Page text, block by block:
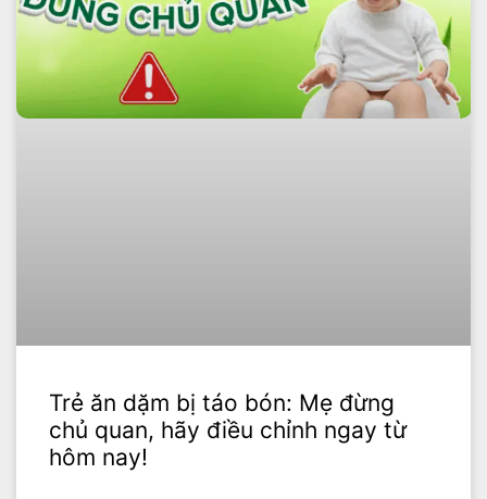
Trẻ ăn dặm bị táo bón: Mẹ đừng
chủ quan, hãy điều chỉnh ngay từ
hôm nay!